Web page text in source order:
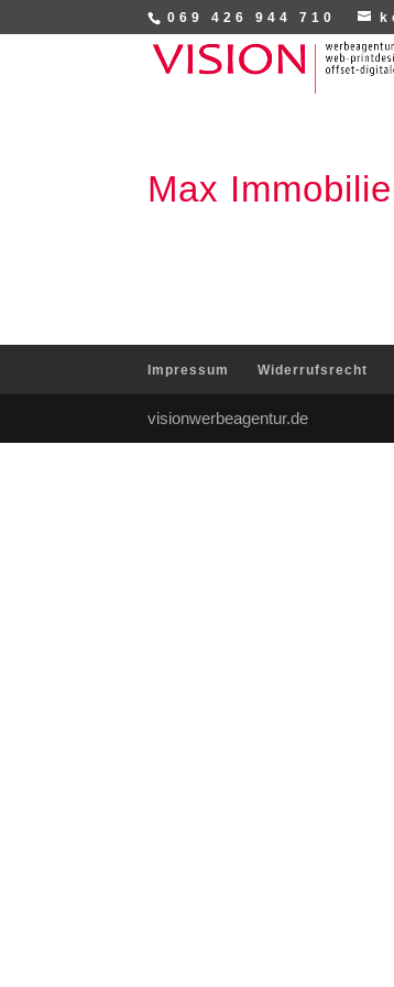
069 426 944 710
Max
Impressum Widerrufsrecht
visionwerbeagentur.de